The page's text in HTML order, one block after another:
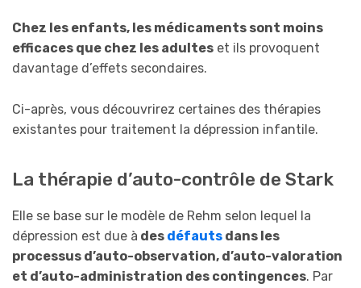
Chez les enfants, les médicaments sont moins
efficaces que chez les adultes et ils provoquent
davantage d’effets secondaires.
Ci-après, vous découvrirez certaines des thérapies
existantes pour traitement la dépression infantile.
La thérapie d’auto-contrôle de Stark
Elle se base sur le modèle de Rehm selon lequel la
dépression est due à des défauts dans les
processus d’auto-observation, d’auto-valoration
et d’auto-administration des contingences. Par